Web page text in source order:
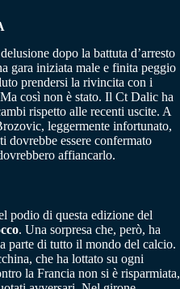
dopo la battuta d’arresto
gara iniziata male e finita peggio
prendersi la rivincita con i
così non è stato. Il Ct Dalic ha
rispetto alle recenti uscite. A
leggermente infortunato,
dovrebbe essere confermato
affiancarlo.
podio di questa edizione del
. Una sorpresa che, però, ha
parte di tutto il mondo del calcio.
che ha lottato su ogni
la Francia non si è risparmiata,